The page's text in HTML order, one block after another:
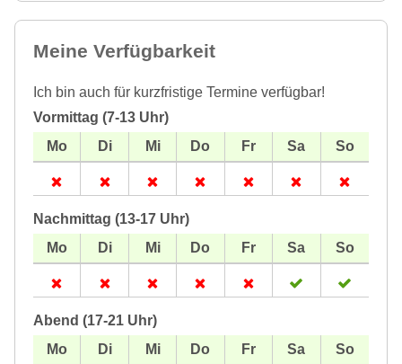
Meine Verfügbarkeit
Ich bin auch für kurzfristige Termine verfügbar!
Vormittag (7-13 Uhr)
Nachmittag (13-17 Uhr)
Abend (17-21 Uhr)